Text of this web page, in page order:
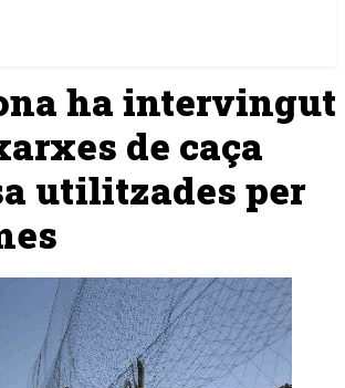
ha intervingut
de caça
utilitzades per